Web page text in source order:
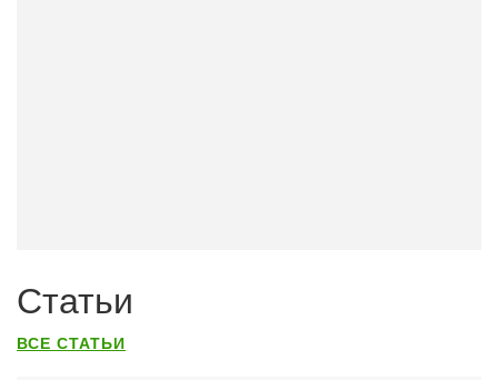
Статьи
ВСЕ СТАТЬИ